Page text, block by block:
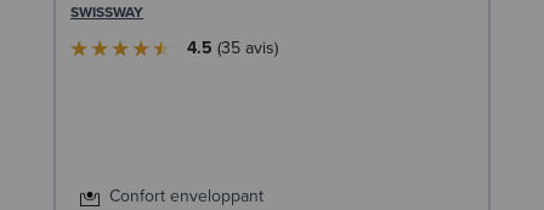
SWISSWAY
4.5 35avis
Confort enveloppant